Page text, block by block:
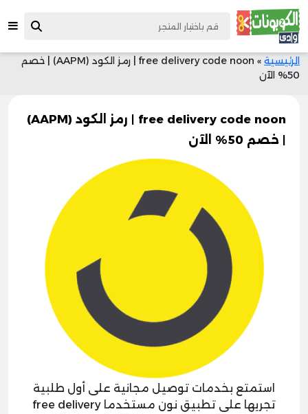
الرئيسية »
free delivery code noon | رمز الكود (AAPM) | خصم
50% الآن
free delivery code noon | رمز الكود (AAPM)
| خصم 50% الآن
استمتع بخدمات توصيل مجانية على أول طلبية
تجريها على تطبيق نون مستخدما free delivery